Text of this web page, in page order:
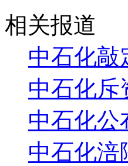
相关报道
中石化敲
中石化斥
中石化公
中石化涪